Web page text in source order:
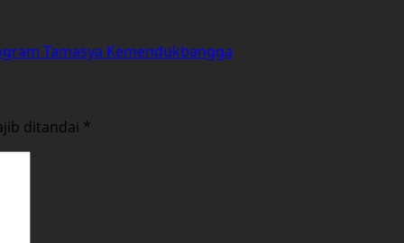
Tamasya Kemendukbangga
ditandai *